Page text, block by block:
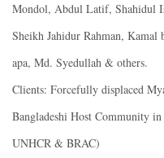
Mondol, Abdul Latif, Shahidul
Sheikh Jahidur Rahman,
apa, Md. Syedullah & others.
Clients: Forcefully displaced
Bangladeshi Host Community
UNHCR & BRAC)